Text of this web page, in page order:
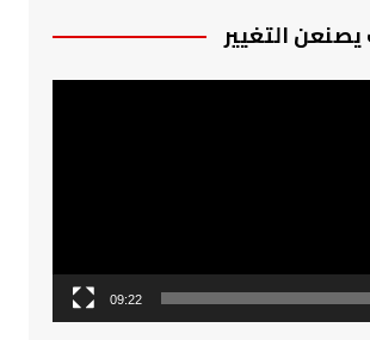
التغيير
09:22